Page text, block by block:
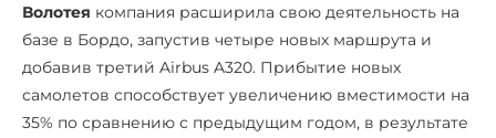
Волотея компания расширила свою деятельность на
базе в Бордо, запустив четыре новых маршрута и
добавив третий Airbus A320. Прибытие новых
самолетов способствует увеличению вместимости на
35% по сравнению с предыдущим годом, в результате